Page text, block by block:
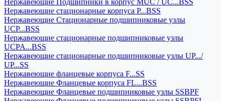
Нержавеющие Подшипники в корпус MUC / UC...BSS
Нержавеющие стационарные корпуса P...BSS
Нержавеющие Стационарные подшипниковые узлы
UCP...BSS
Нержавеющие стационарные подшипниковые узлы
UCPA...BSS
Нержавеющие стационарные подшипниковые узлы UP.../
UP...SS
Нержавеющие фланцевые корпуса F...SS
Нержавеющие Фланцевые корпуса FL...BSS
Нержавеющие Фланцевые подшипниковые узлы SSBPF